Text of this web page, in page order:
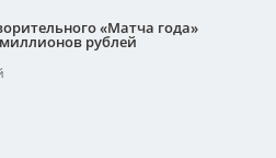
«Матча года»
рублей